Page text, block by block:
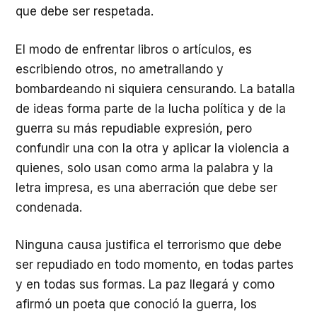
que debe ser respetada.
El modo de enfrentar libros o artículos, es
escribiendo otros, no ametrallando y
bombardeando ni siquiera censurando. La batalla
de ideas forma parte de la lucha política y de la
guerra su más repudiable expresión, pero
confundir una con la otra y aplicar la violencia a
quienes, solo usan como arma la palabra y la
letra impresa, es una aberración que debe ser
condenada.
Ninguna causa justifica el terrorismo que debe
ser repudiado en todo momento, en todas partes
y en todas sus formas. La paz llegará y como
afirmó un poeta que conoció la guerra, los